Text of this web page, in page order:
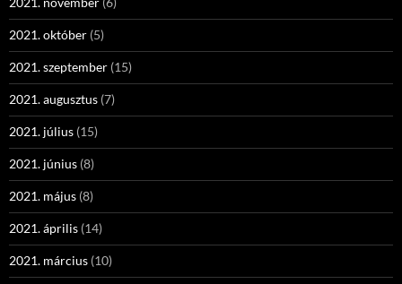
2021. október (5)
2021. szeptember (15)
2021. augusztus (7)
2021. július (15)
2021. június (8)
2021. május (8)
2021. április (14)
2021. március (10)